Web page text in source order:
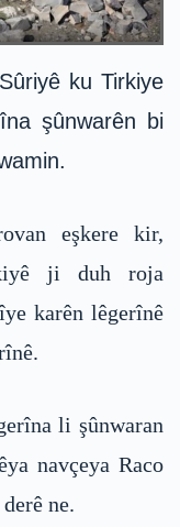
ku Tirkiye
şûnwarên bi
eşkere kir,
ji duh roja
karên lêgerînê
li şûnwaran
navçeya Raco
ne.